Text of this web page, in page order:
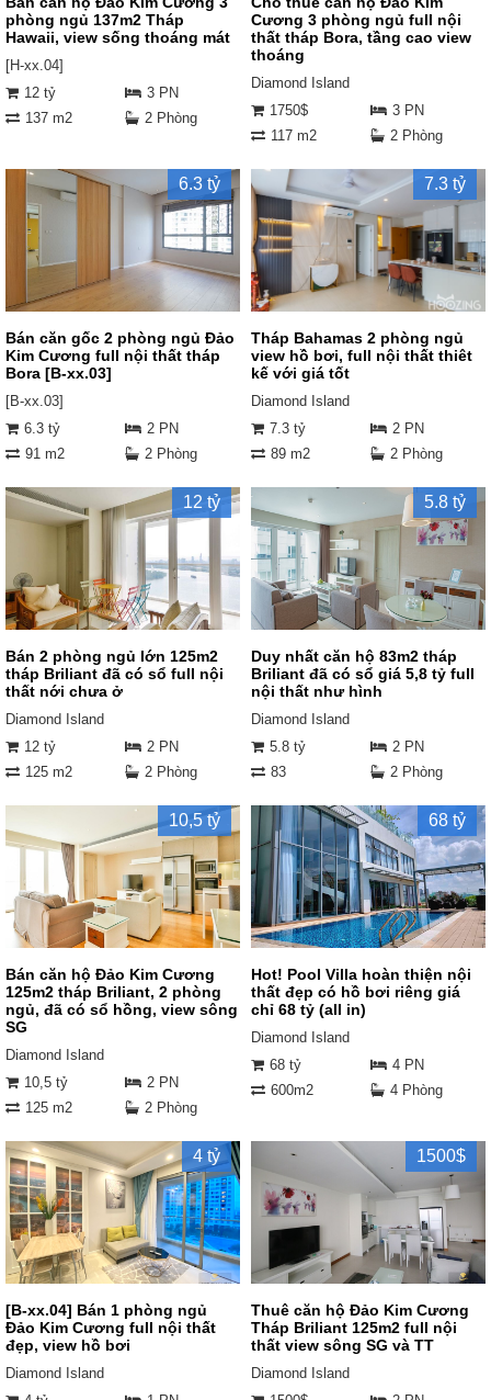
phòng ngủ 137m2 Tháp
Hawaii, view sống thoáng mát
[H-xx.04]
12 tỷ
3 PN
137 m2
2 Phòng
Cương 3 phòng ngủ full nội
thất tháp Bora, tầng cao view
thoáng
Diamond Island
1750$
3 PN
117 m2
2 Phòng
6.3 tỷ
Bán căn gốc 2 phòng ngủ Đảo
Kim Cương full nội thất tháp
Bora [B-xx.03]
[B-xx.03]
6.3 tỷ
2 PN
91 m2
2 Phòng
7.3 tỷ
Tháp Bahamas 2 phòng ngủ
view hồ bơi, full nội thất thiêt
kế với giá tốt
Diamond Island
7.3 tỷ
2 PN
89 m2
2 Phòng
12 tỷ
Bán 2 phòng ngủ lớn 125m2
tháp Briliant đã có sổ full nội
thất nới chưa ở
Diamond Island
12 tỷ
2 PN
125 m2
2 Phòng
5.8 tỷ
Duy nhất căn hộ 83m2 tháp
Briliant đã có sổ giá 5,8 tỷ full
nội thất như hình
Diamond Island
5.8 tỷ
2 PN
83
2 Phòng
10,5 tỷ
Bán căn hộ Đảo Kim Cương
125m2 tháp Briliant, 2 phòng
ngủ, đã có sổ hồng, view sông
SG
Diamond Island
10,5 tỷ
2 PN
125 m2
2 Phòng
68 tỷ
Hot! Pool Villa hoàn thiện nội
thất đẹp có hồ bơi riêng giá
chỉ 68 tỷ (all in)
Diamond Island
68 tỷ
4 PN
600m2
4 Phòng
4 tỷ
[B-xx.04] Bán 1 phòng ngủ
Đảo Kim Cương full nội thất
đẹp, view hồ bơi
Diamond Island
1500$
Thuê căn hộ Đảo Kim Cương
Tháp Briliant 125m2 full nội
thất view sông SG và TT
Diamond Island